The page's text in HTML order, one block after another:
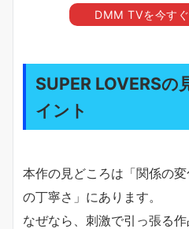
DMM TVを今す
SUPER LOVERSの
イント
本作の見どころは「関係の
の丁寧さ」にあります。
なぜなら、刺激で引っ張る